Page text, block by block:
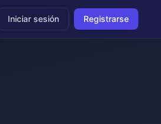
Iniciar sesión Registrarse